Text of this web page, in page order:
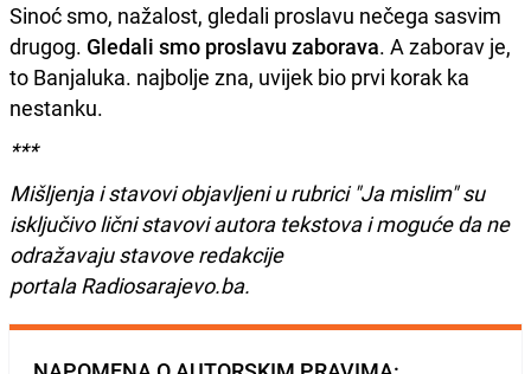
Sinoć smo, nažalost, gledali proslavu nečega sasvim
drugog. Gledali smo proslavu zaborava. A zaborav je,
to Banjaluka. najbolje zna, uvijek bio prvi korak ka
nestanku.
***
Mišljenja i stavovi objavljeni u rubrici "Ja mislim" su
isključivo lični stavovi autora tekstova i moguće da ne
odražavaju stavove redakcije
portala Radiosarajevo.ba.